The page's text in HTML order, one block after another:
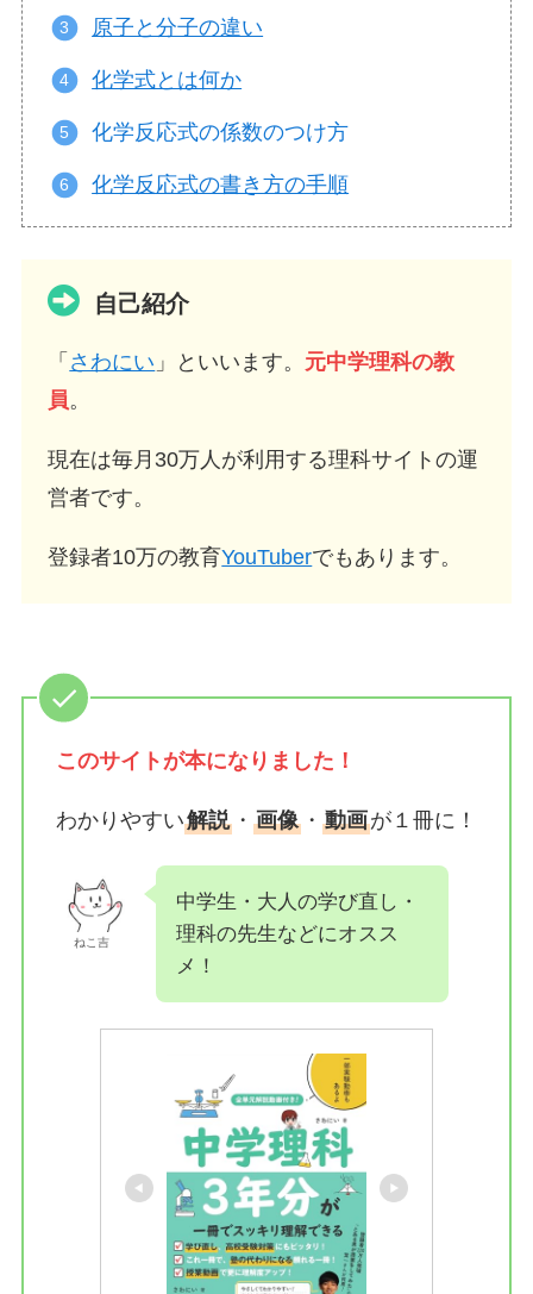
原子と分子の違い
化学式とは何か
化学反応式の係数のつけ方
化学反応式の書き方の手順
自己紹介
「 さわにい 」といいます。 元中学理科の教
員。
現在は毎月30万人が利用する理科サイトの運
営者です。
登録者10万の教育YouTuberでもあります。
このサイトが本になりました！
わかりやすい解説・ 画像・ 動画が１冊に！
ねこ吉
中学生・大人の学び直し・
理科の先生などにオスス
メ！